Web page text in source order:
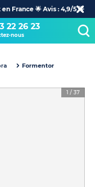
France 🌟 Avis : 4,9/5 🌟
22 26 23
nous
Formentor
1 / 37